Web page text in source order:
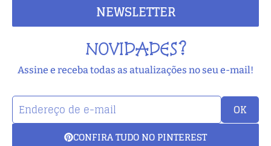
NEWSLETTER
NOVIDADES?
Assine e receba todas as atualizações no seu e-mail!
OK
CONFIRA TUDO NO PINTEREST